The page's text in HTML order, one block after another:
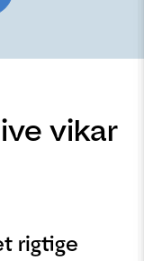
vikar
rigtige